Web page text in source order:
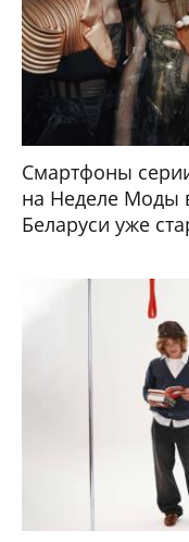
Смартфоны
на Неделе Моды
Беларуси уже